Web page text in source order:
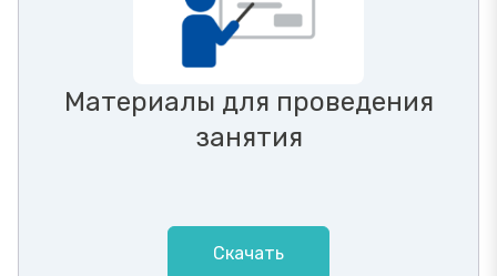
Материалы для проведения
занятия
Скачать